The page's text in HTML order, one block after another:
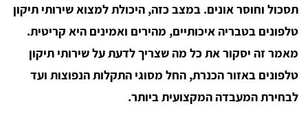
תסכול וחוסר אונים. במצב כזה, היכולת למצוא שירותי תיקון
טלפונים בטבריה איכותיים, מהירים ואמינים היא קריטית.
מאמר זה יסקור את כל מה שצריך לדעת על שירותי תיקון
טלפונים באזור הכנרת, החל מסוגי התקלות הנפוצות ועד
לבחירת המעבדה המקצועית ביותר.